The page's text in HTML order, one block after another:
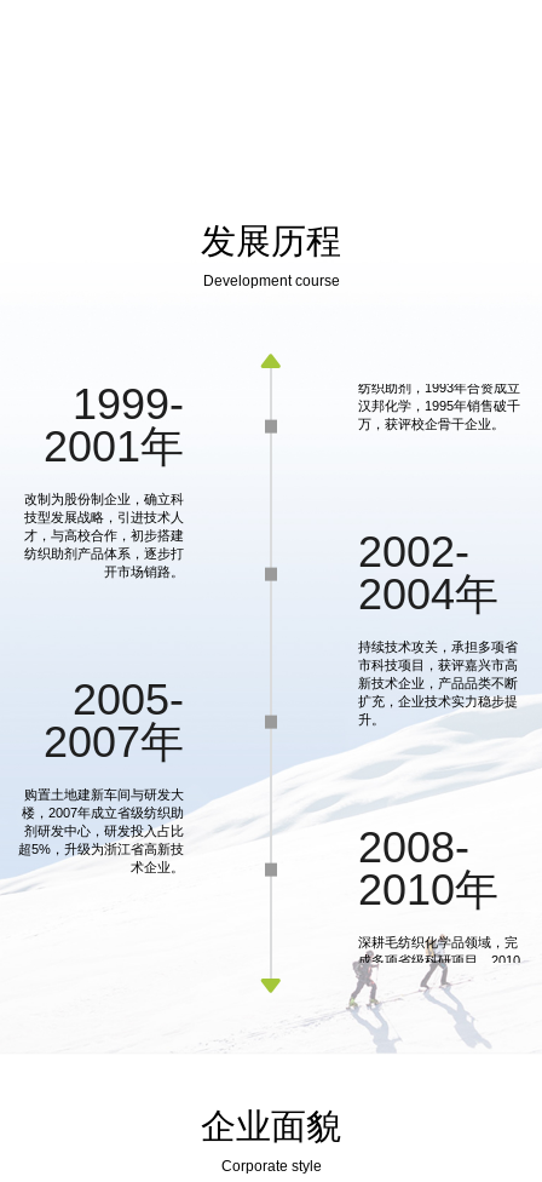
发展历程
Development course
纺织助剂，1993年合资成立
汉邦化学，1995年销售破千
万，获评校企骨干企业。
1999-
2001年
改制为股份制企业，确立科
技型发展战略，引进技术人
才，与高校合作，初步搭建
纺织助剂产品体系，逐步打
开市场销路。
2002-
2004年
持续技术攻关，承担多项省
市科技项目，获评嘉兴市高
新技术企业，产品品类不断
扩充，企业技术实力稳步提
升。
2005-
2007年
购置土地建新车间与研发大
楼，2007年成立省级纺织助
剂研发中心，研发投入占比
超5%，升级为浙江省高新技
术企业。
2008-
2010年
深耕毛纺织化学品领域，完
成多项省级科研项目，2010
年产值3213万元、利税225
万元，跻身嘉兴市纺织助剂
行业前三。


企业面貌
Corporate style